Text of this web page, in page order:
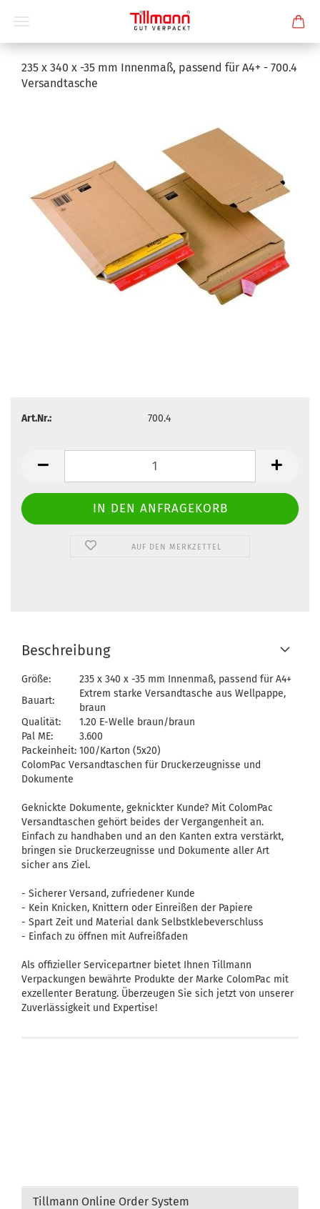
235 x 340 x -35 mm Innenmaß, passend für A4+ - 700.4
Versandtasche
Art.Nr.: 700.4
AUF DEN MERKZETTEL
Beschreibung
Größe:
235 x 340 x -35 mm Innenmaß, passend für A4+
Bauart:
Extrem starke Versandtasche aus Wellpappe,
braun
Qualität:
1.20 E-Welle braun/braun
Pal ME:
3.600
Packeinheit: 100/Karton (5x20)
ColomPac Versandtaschen für Druckerzeugnisse und
Dokumente
Geknickte Dokumente, geknickter Kunde? Mit ColomPac
Versandtaschen gehört beides der Vergangenheit an.
Einfach zu handhaben und an den Kanten extra verstärkt,
bringen sie Druckerzeugnisse und Dokumente aller Art
sicher ans Ziel.
- Sicherer Versand, zufriedener Kunde
- Kein Knicken, Knittern oder Einreißen der Papiere
- Spart Zeit und Material dank Selbstklebeverschluss
- Einfach zu öffnen mit Aufreißfaden
Als offizieller Servicepartner bietet Ihnen Tillmann
Verpackungen bewährte Produkte der Marke ColomPac mit
exzellenter Beratung. Überzeugen Sie sich jetzt von unserer
Zuverlässigkeit und Expertise!
Tillmann Online Order System